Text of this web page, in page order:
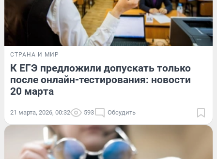
СТРАНА И МИР
К ЕГЭ предложили допускать только
после онлайн-тестирования: новости
20 марта
21 марта, 2026, 00:32 593 Обсудить